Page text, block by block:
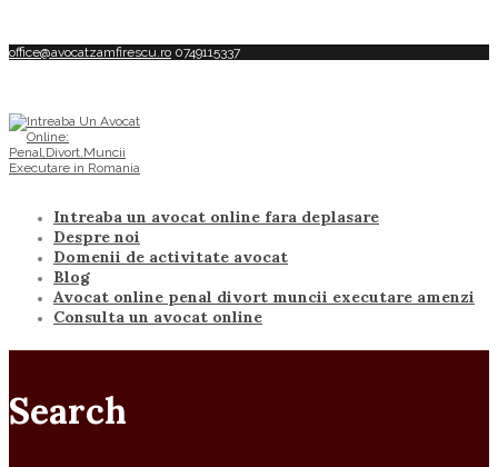
office@avocatzamfirescu.ro 0749115337
Intreaba un avocat online fara deplasare
Despre noi
Domenii de activitate avocat
Blog
Avocat online penal divort muncii executare amenzi
Consulta un avocat online
Search